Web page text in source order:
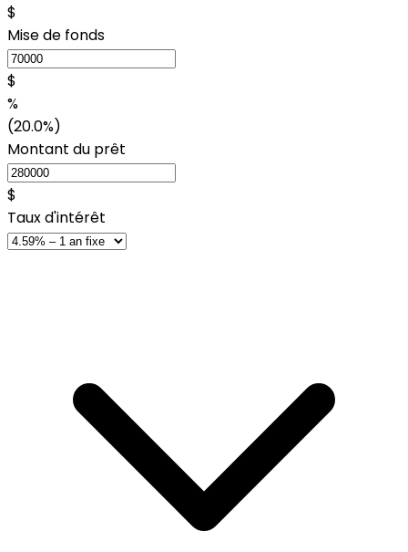
$
Mise de fonds
$
%
(20.0%)
Montant du prêt
$
Taux d'intérêt